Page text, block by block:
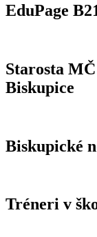
EduPage
Starosta
Biskupice
Biskupické
Tréneri v